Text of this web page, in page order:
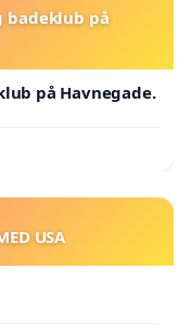
badeklub på
på Havnegade.
USA